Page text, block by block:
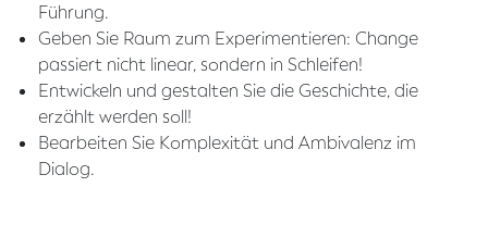
Führung.
Geben Sie Raum zum Experimentieren: Change
passiert nicht linear, sondern in Schleifen!
Entwickeln und gestalten Sie die Geschichte, die
erzählt werden soll!
Bearbeiten Sie Komplexität und Ambivalenz im
Dialog.